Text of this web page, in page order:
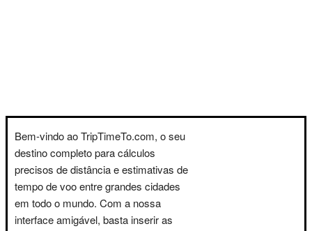
Bem-vindo ao TripTimeTo.com, o seu
destino completo para cálculos
precisos de distância e estimativas de
tempo de voo entre grandes cidades
em todo o mundo. Com a nossa
interface amigável, basta inserir as